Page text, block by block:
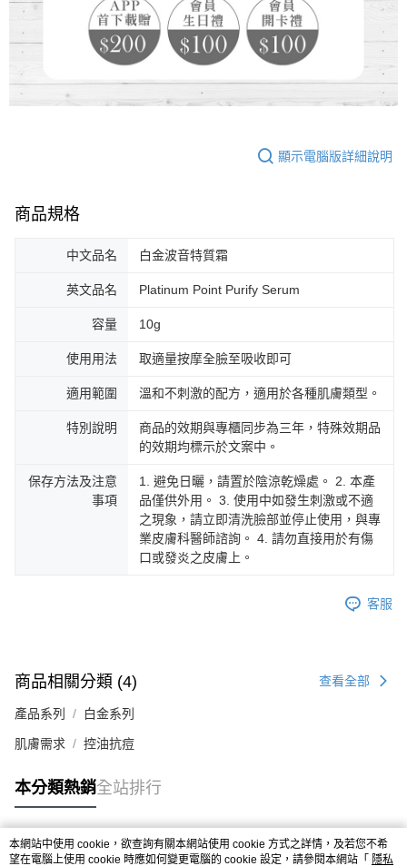
顯示電腦版詳細說明
商品規格
中文品名 白金波音特質霜
英文品名 Platinum Point Purify Serum
容量 10g
使用用法 取適量按摩全臉至吸收即可
適用範圍 溫和不刺激的配方，適用於各種肌膚類型。
特別說明
商品的效期與專櫃同步為三年，特殊效期品
的效期均標示於文案中。
保存方法及注意
事項
1. 避免日曬，請置於陰涼乾燥處。 2. 本產
品僅供外用。 3. 使用中如發生刺激或不適
之現象，請立即清洗臉部並停止使用，與專
業皮膚科醫師諮詢。 4. 請勿直接用於有傷
口或發炎之皮膚上。
客服
商品相關分類 (4) 查看全部
產品系列 白金系列
肌膚需求 控油抗痘
本分類熱銷全站排行
熱門標籤
本網站中使用 cookie，欲查詢有關本網站使用 cookie 方式之詳情，及若您不希
望在電腦上使用 cookie 時應如何變更電腦的 cookie 設定，請參閱本網站「 隱私